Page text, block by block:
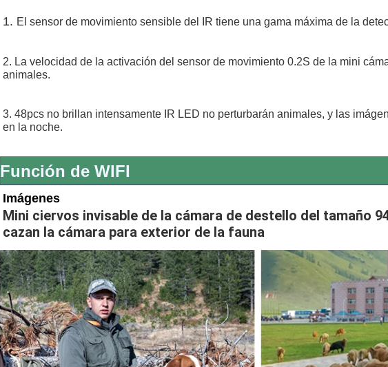
1. El sensor de movimiento sensible del IR tiene una gama máxima de la
2. La velocidad de la activación del sensor de movimiento 0.2S de la mini
animales.
3. 48pcs no brillan intensamente IR LED no perturbarán animales, y las
en la noche.
Función de WIFI
Imágenes
Mini ciervos invisable de la cámara de destello del tamaño
cazan la cámara para exterior de la fauna